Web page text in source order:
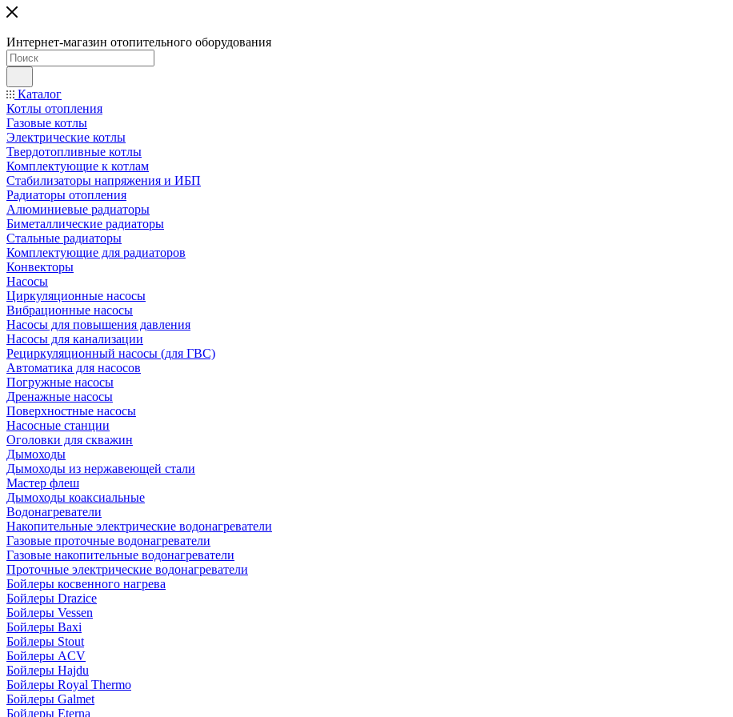
Интернет-магазин отопительного оборудования
Каталог
Котлы отопления
Газовые котлы
Электрические котлы
Твердотопливные котлы
Комплектующие к котлам
Стабилизаторы напряжения и ИБП
Радиаторы отопления
Алюминиевые радиаторы
Биметаллические радиаторы
Стальные радиаторы
Комплектующие для радиаторов
Конвекторы
Насосы
Циркуляционные насосы
Вибрационные насосы
Насосы для повышения давления
Насосы для канализации
Рециркуляционный насосы (для ГВС)
Автоматика для насосов
Погружные насосы
Дренажные насосы
Поверхностные насосы
Насосные станции
Оголовки для скважин
Дымоходы
Дымоходы из нержавеющей стали
Мастер флеш
Дымоходы коаксиальные
Водонагреватели
Накопительные электрические водонагреватели
Газовые проточные водонагреватели
Газовые накопительные водонагреватели
Проточные электрические водонагреватели
Бойлеры косвенного нагрева
Бойлеры Drazice
Бойлеры Vessen
Бойлеры Baxi
Бойлеры Stout
Бойлеры ACV
Бойлеры Hajdu
Бойлеры Royal Thermo
Бойлеры Galmet
Бойлеры Eterna